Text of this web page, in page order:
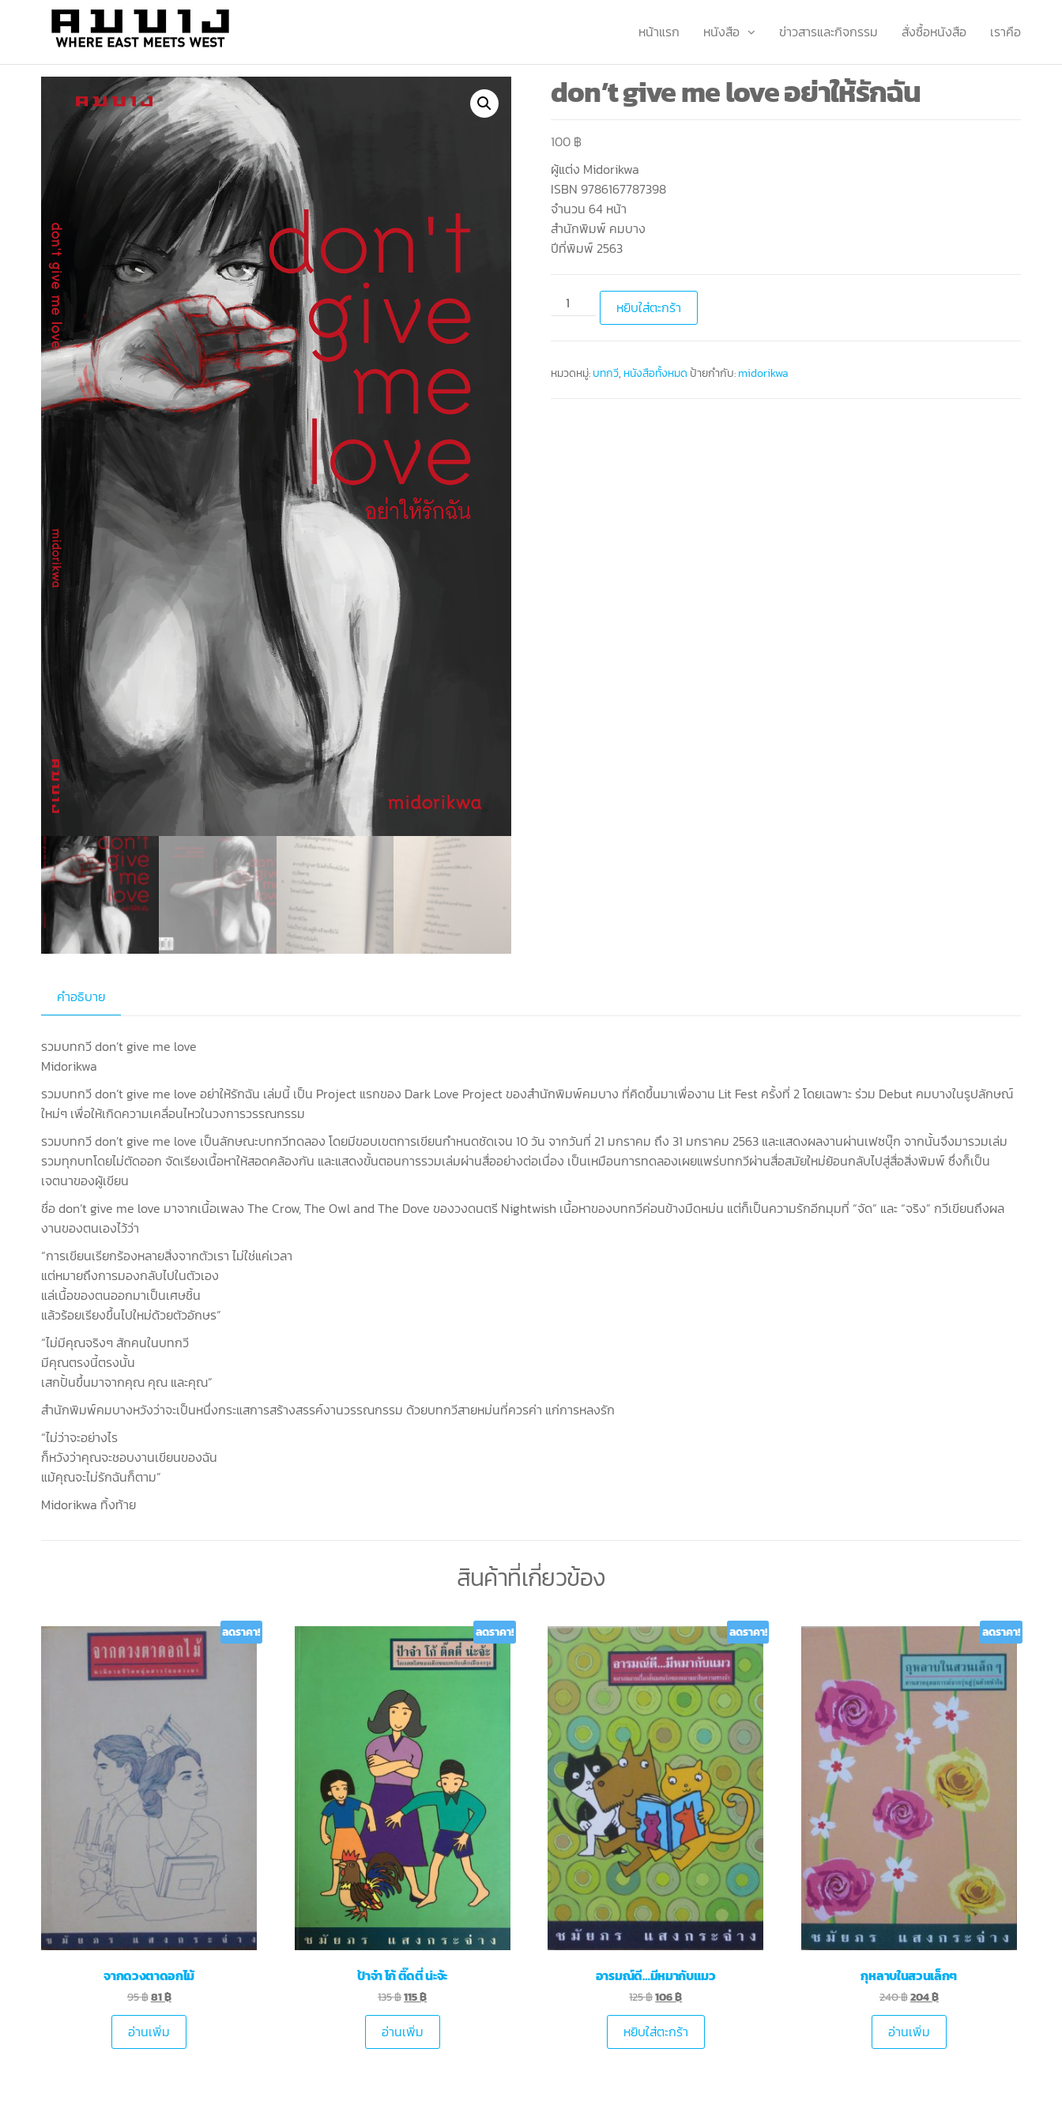
พิมพ์
คมบาง
meets
west
หน้าแรก หนังสือ ข่าวสารและกิจกรรม สั่งซื้อหนังสือ เราคือ
don’t give me love อย่าให้รักฉัน
100 ฿
ผู้แต่ง Midorikwa
ISBN 9786167787398
จำนวน 64 หน้า
สำนักพิมพ์ คมบาง
ปีที่พิมพ์ 2563
หยิบใส่ตะกร้า
หมวดหมู่:บทกวี, หนังสือทั้งหมด ป้ายกำกับ:midorikwa
คำอธิบาย
รวมบทกวี don’t give me love
Midorikwa
รวมบทกวี don’t give me love อย่าให้รักฉัน เล่มนี้ เป็น Project แรกของ Dark Love Project ของสำนักพิมพ์คมบาง ที่คิดขึ้นมาเพื่องาน Lit Fest ครั้งที่ 2 โดยเฉพาะ ร่วม Debut คมบางในรูปลักษณ์
ใหม่ๆ เพื่อให้เกิดความเคลื่อนไหวในวงการวรรณกรรม
รวมบทกวี don’t give me love เป็นลักษณะบทกวีทดลอง โดยมีขอบเขตการเขียนกำหนดชัดเจน 10 วัน จากวันที่ 21 มกราคม ถึง 31 มกราคม 2563 และแสดงผลงานผ่านเฟซบุ๊ก จากนั้นจึงมารวมเล่ม
รวมทุกบทโดยไม่ตัดออก จัดเรียงเนื้อหาให้สอดคล้องกัน และแสดงขั้นตอนการรวมเล่มผ่านสื่ออย่างต่อเนื่อง เป็นเหมือนการทดลองเผยแพร่บทกวีผ่านสื่อสมัยใหม่ย้อนกลับไปสู่สื่อสิ่งพิมพ์ ซึ่งก็เป็น
เจตนาของผู้เขียน
ชื่อ don’t give me love มาจากเนื้อเพลง The Crow, The Owl and The Dove ของวงดนตรี Nightwish เนื้อหาของบทกวีค่อนข้างมืดหม่น แต่ก็เป็นความรักอีกมุมที่ “จัด” และ “จริง” กวีเขียนถึงผล
งานของตนเองไว้ว่า
“การเขียนเรียกร้องหลายสิ่งจากตัวเรา ไม่ใช่แค่เวลา
แต่หมายถึงการมองกลับไปในตัวเอง
แล่เนื้อของตนออกมาเป็นเศษชิ้น
แล้วร้อยเรียงขึ้นไปใหม่ด้วยตัวอักษร”
“ไม่มีคุณจริงๆ สักคนในบทกวี
มีคุณตรงนี้ตรงนั้น
เสกปั้นขึ้นมาจากคุณ คุณ และคุณ”
สำนักพิมพ์คมบางหวังว่าจะเป็นหนึ่งกระแสการสร้างสรรค์งานวรรณกรรม ด้วยบทกวีสายหม่นที่ควรค่า แก่การหลงรัก
“ไม่ว่าจะอย่างไร
ก็หวังว่าคุณจะชอบงานเขียนของฉัน
แม้คุณจะไม่รักฉันก็ตาม”
Midorikwa ทิ้งท้าย
สินค้าที่เกี่ยวข้อง
ลดราคา!
จากดวงตาดอกไม้
95฿81฿
อ่านเพิ่ม
ลดราคา!
ป้าจ๋า โก้ ติ๊ดตี่ น่ะจ้ะ
135฿115฿
อ่านเพิ่ม
ลดราคา!
อารมณ์ดี…มีหมากับแมว
125฿106฿
หยิบใส่ตะกร้า
ลดราคา!
กุหลาบในสวนเล็กๆ
240฿204฿
อ่านเพิ่ม